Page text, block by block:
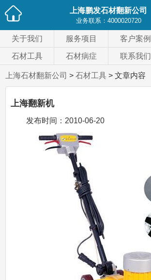
上海鹏发石材翻新公司
业务联系： 4000020720
关于我们 服务项目 客户案例
石材工具 石材病症 联系我们
上海石材翻新公司 >石材工具 > 文章内容
上海翻新机
发布时间： 2010-06-20